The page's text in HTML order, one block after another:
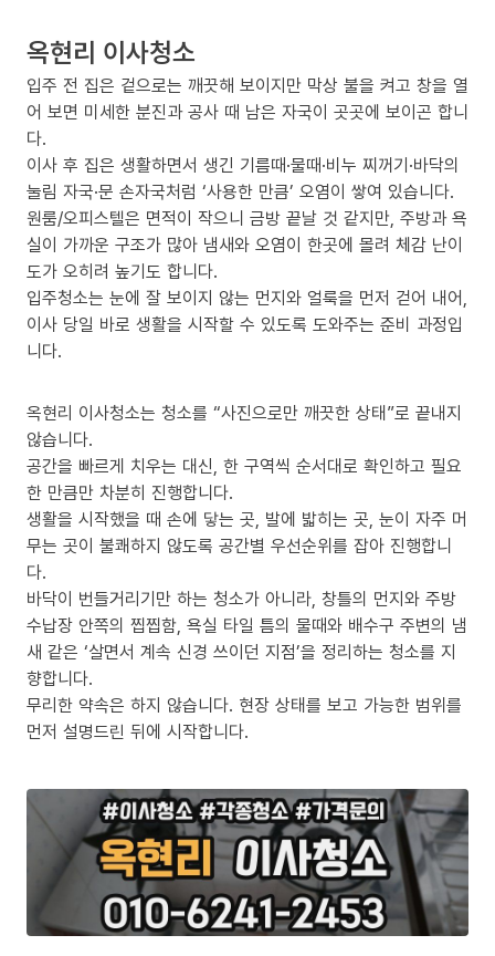
옥현리 이사청소
입주 전 집은 겉으로는 깨끗해 보이지만 막상 불을 켜고 창을 열
어 보면 미세한 분진과 공사 때 남은 자국이 곳곳에 보이곤 합니
다.
이사 후 집은 생활하면서 생긴 기름때·물때·비누 찌꺼기·바닥의
눌림 자국·문 손자국처럼 ‘사용한 만큼’ 오염이 쌓여 있습니다.
원룸/오피스텔은 면적이 작으니 금방 끝날 것 같지만, 주방과 욕
실이 가까운 구조가 많아 냄새와 오염이 한곳에 몰려 체감 난이
도가 오히려 높기도 합니다.
입주청소는 눈에 잘 보이지 않는 먼지와 얼룩을 먼저 걷어 내어,
이사 당일 바로 생활을 시작할 수 있도록 도와주는 준비 과정입
니다.
옥현리 이사청소는 청소를 “사진으로만 깨끗한 상태”로 끝내지
않습니다.
공간을 빠르게 치우는 대신, 한 구역씩 순서대로 확인하고 필요
한 만큼만 차분히 진행합니다.
생활을 시작했을 때 손에 닿는 곳, 발에 밟히는 곳, 눈이 자주 머
무는 곳이 불쾌하지 않도록 공간별 우선순위를 잡아 진행합니
다.
바닥이 번들거리기만 하는 청소가 아니라, 창틀의 먼지와 주방
수납장 안쪽의 찝찝함, 욕실 타일 틈의 물때와 배수구 주변의 냄
새 같은 ‘살면서 계속 신경 쓰이던 지점’을 정리하는 청소를 지
향합니다.
무리한 약속은 하지 않습니다. 현장 상태를 보고 가능한 범위를
먼저 설명드린 뒤에 시작합니다.